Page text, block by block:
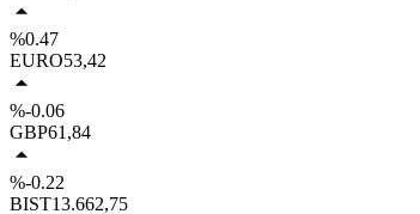
%0.47
EURO53,42
%-0.06
GBP61,84
%-0.22
BIST13.662,75